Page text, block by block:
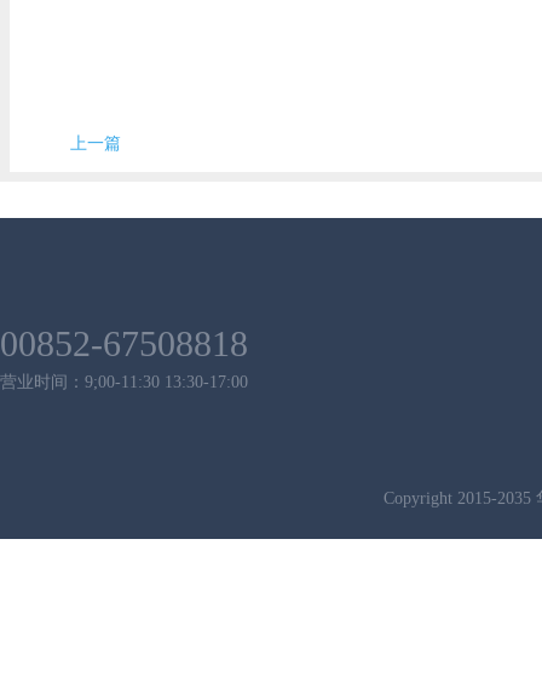
上一篇
00852-67508818
营业时间：9;00-11:30 13:30-17:00
Copyright 2015-